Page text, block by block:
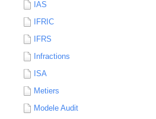
IAS
IFRIC
IFRS
Infractions
ISA
Metiers
Modele Audit